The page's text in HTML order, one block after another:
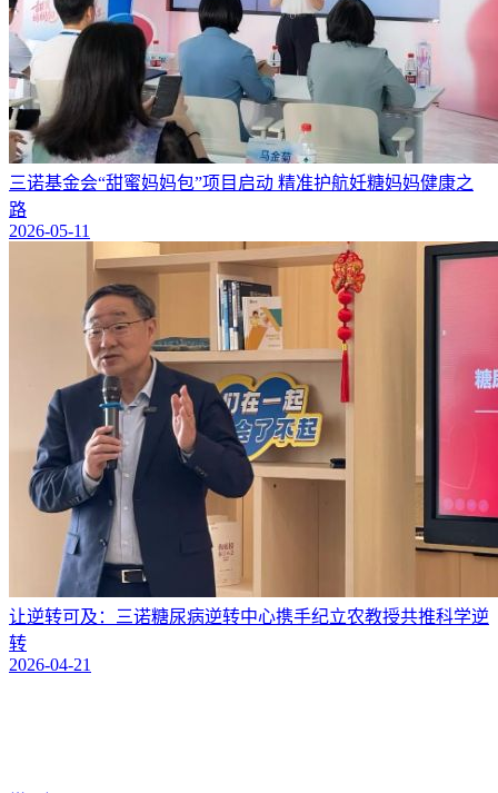
三诺基金会“甜蜜妈妈包”项目启动 精准护航妊糖妈妈健康之
路
2026-05-11
让逆转可及：三诺糖尿病逆转中心携手纪立农教授共推科学逆
转
2026-04-21